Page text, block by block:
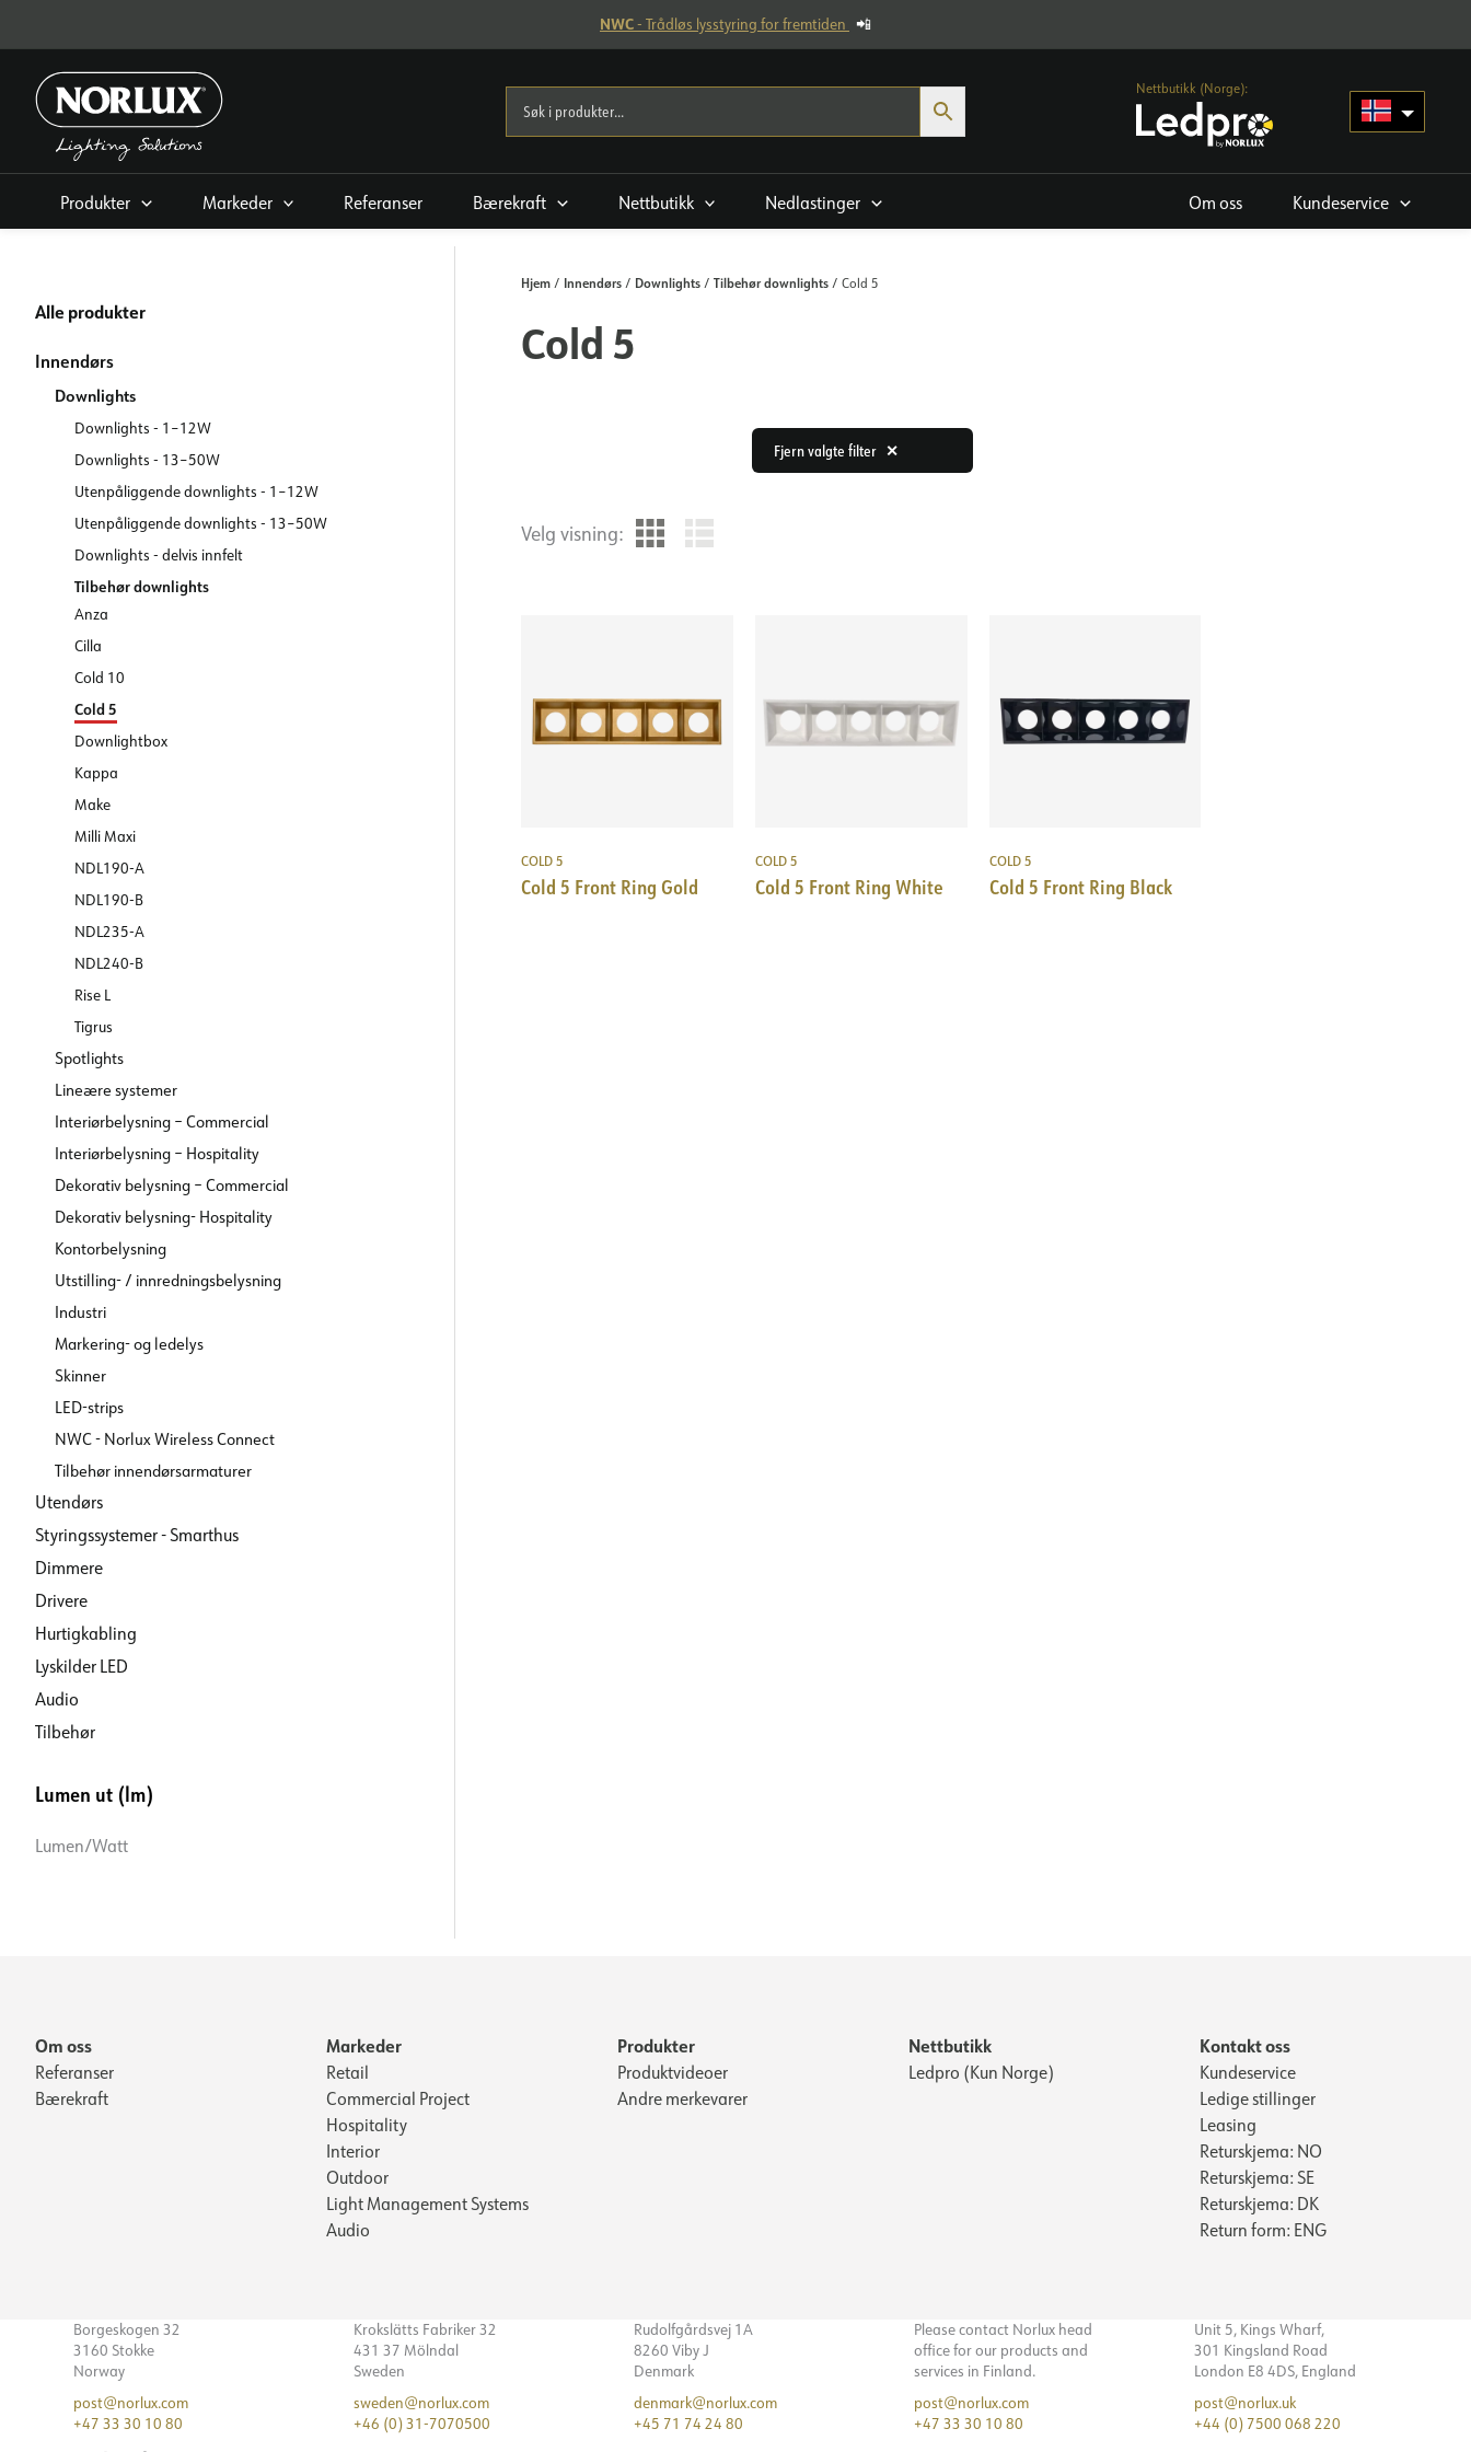
innholdet
NWC- Trådløs lysstyring for fremtiden 📲
Nettbutikk (Norge):
Produkter Markeder Referanser Bærekraft Nettbutikk Nedlastinger Om oss Kundeservice
Alle produkter
Innendørs
Downlights
Downlights - 1–12W
Downlights - 13–50W
Utenpåliggende downlights - 1–12W
Utenpåliggende downlights - 13–50W
Downlights - delvis innfelt
Tilbehør downlights
Anza
Cilla
Cold 10
Cold 5
Downlightbox
Kappa
Make
Milli Maxi
NDL190-A
NDL190-B
NDL235-A
NDL240-B
Rise L
Tigrus
Spotlights
Lineære systemer
Interiørbelysning – Commercial
Interiørbelysning – Hospitality
Dekorativ belysning – Commercial
Dekorativ belysning- Hospitality
Kontorbelysning
Utstilling- / innredningsbelysning
Industri
Markering- og ledelys
Skinner
LED-strips
NWC - Norlux Wireless Connect
Tilbehør innendørsarmaturer
Utendørs
Styringssystemer - Smarthus
Dimmere
Drivere
Hurtigkabling
Lyskilder LED
Audio
Tilbehør
Lumen ut (lm)
Lumen/Watt
Hjem / Innendørs / Downlights / Tilbehør downlights / Cold 5
Cold 5
Fjern valgte filter
Velg visning:
COLD 5
Cold 5 Front Ring Gold
COLD 5
Cold 5 Front Ring White
COLD 5
Cold 5 Front Ring Black
Om oss
Referanser
Bærekraft
Markeder
Retail
Commercial Project
Hospitality
Interior
Outdoor
Light Management Systems
Audio
Produkter
Produktvideoer
Andre merkevarer
Nettbutikk
Ledpro (Kun Norge)
Kontakt oss
Kundeservice
Ledige stillinger
Leasing
Returskjema: NO
Returskjema: SE
Returskjema: DK
Return form: ENG
Borgeskogen 32
3160 Stokke
Norway
post@norlux.com
+47 33 30 10 80
Krokslätts Fabriker 32
431 37 Mölndal
Sweden
sweden@norlux.com
+46 (0) 31-7070500
Rudolfgårdsvej 1A
8260 Viby J
Denmark
denmark@norlux.com
+45 71 74 24 80
Please contact Norlux head
office for our products and
services in Finland.
post@norlux.com
+47 33 30 10 80
Unit 5, Kings Wharf,
301 Kingsland Road
London E8 4DS, England
post@norlux.uk
+44 (0) 7500 068 220